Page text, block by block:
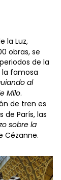
la Luz,
obras, se
de la
la famosa
al
Milo.
de tren es
París, las
sobre la
Cézanne.